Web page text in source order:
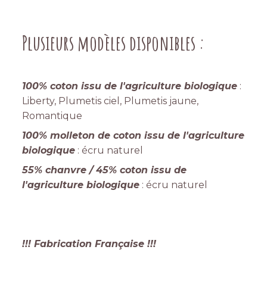
Plusieurs modèles disponibles :
100% coton issu de l'agriculture biologique :
Liberty, Plumetis ciel, Plumetis jaune,
Romantique
100% molleton de coton issu de l'agriculture
biologique : écru naturel
55% chanvre / 45% coton issu de
l'agriculture biologique : écru naturel
!!! Fabrication Française !!!